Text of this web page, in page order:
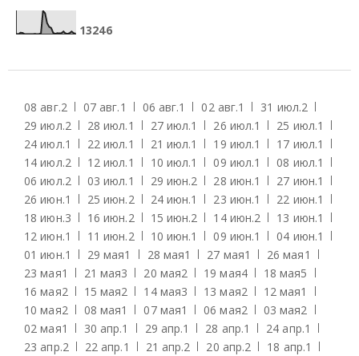
13246
08 авг.2 07 авг.1 06 авг.1 02 авг.1 31 июл.2
29 июл.2 28 июл.1 27 июл.1 26 июл.1 25 июл.1
24 июл.1 22 июл.1 21 июл.1 19 июл.1 17 июл.1
14 июл.2 12 июл.1 10 июл.1 09 июл.1 08 июл.1
06 июл.2 03 июл.1 29 июн.2 28 июн.1 27 июн.1
26 июн.1 25 июн.2 24 июн.1 23 июн.1 22 июн.1
18 июн.3 16 июн.2 15 июн.2 14 июн.2 13 июн.1
12 июн.1 11 июн.2 10 июн.1 09 июн.1 04 июн.1
01 июн.1 29 мая1 28 мая1 27 мая1 26 мая1
23 мая1 21 мая3 20 мая2 19 мая4 18 мая5
16 мая2 15 мая2 14 мая3 13 мая2 12 мая1
10 мая2 08 мая1 07 мая1 06 мая2 03 мая2
02 мая1 30 апр.1 29 апр.1 28 апр.1 24 апр.1
23 апр.2 22 апр.1 21 апр.2 20 апр.2 18 апр.1